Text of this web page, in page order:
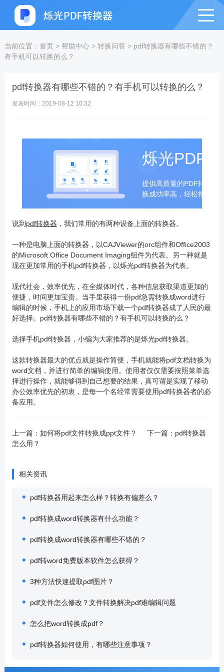
当前位置： 首页> 帮助中心> 转换问答> pdf转换器有哪些不错的？
有手机可以转换的么？
pdf转换器有哪些不错的？有手机可以转换的么？
发表时间：2019-08-12 10:32
烁光PDF
提供高质量的PDF转换成
换成功率高，轻松拖拽即
说到 pdf转换器 ，我们常用的有两种设备上面的转换器。
一种是电脑上面的转换器，以CAJViewer的orc组件和Office2003
的Microsoft Office Document Imaging组件为代表。另一种就是
现在更加常用的手机pdf转换器，以烁光pdf转换器为代表。
现代社会，效率优先，在全媒体时代，各种信息获取渠道更加的
便捷，时间更加宝贵。当手里获得一份pdf急需转换成word进行
编辑的时候，手机上的应用市场下载一个pdf转换器成了人民的最
好选择。pdf转换器有哪些不错的？有手机可以转换的么？
选择手机pdf转换器，小编为大家推荐的是烁光pdf转换器。
这款转换器最大的优点就是操作简便，手机就能将pdf文档转换为
word文档，并进行简单的编辑使用。使用者仅仅需要按照菜单选
择进行操作，就能够得到自己想要的结果，真可谓是实现了移动
办公效率优先的初衷，是每一个名经常需要使用pdf转换器者的必
备应用。
上一篇： 如何将pdf文件转换成ppt文件？ 下一篇： pdf转换器
怎么用？
相关资讯
pdf转换器用起来怎么样？转换有偏差么？
pdf转换成word转换器有什么功能？
pdf转换成word转换器有哪些不错的？
pdf转word免费版本软件怎么获得？
3种方法快速提取pdf图片？
pdf文件怎么修改？文件转换解决pdf难编辑问题
怎么把word转换成pdf？
pdf转换器如何使用，有哪些注意事项？